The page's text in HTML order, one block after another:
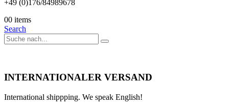
+49 (0)176/84989678
00 items
Search
INTERNATIONALER VERSAND
International shippping. We speak English!